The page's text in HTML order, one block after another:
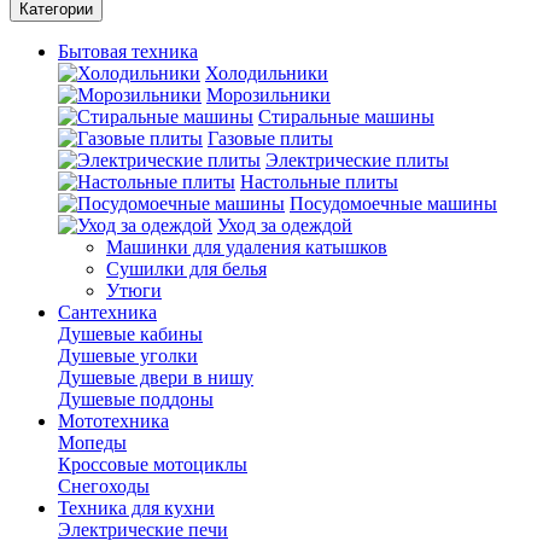
Категории
Бытовая техника
Холодильники
Морозильники
Стиральные машины
Газовые плиты
Электрические плиты
Настольные плиты
Посудомоечные машины
Уход за одеждой
Машинки для удаления катышков
Сушилки для белья
Утюги
Сантехника
Душевые кабины
Душевые уголки
Душевые двери в нишу
Душевые поддоны
Мототехника
Мопеды
Кроссовые мотоциклы
Снегоходы
Техника для кухни
Электрические печи